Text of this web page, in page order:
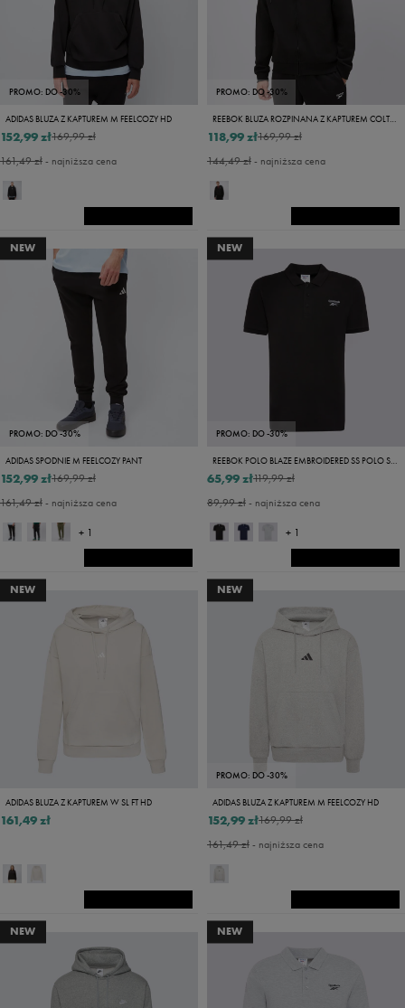
PROMO: DO -30%
ADIDAS BLUZA Z KAPTUREM M FEELCOZY HD
169,99 zł
152,99 zł
161,49 zł- najniższa cena
PROMO: DO -30%
169,99 zł
118,99 zł
144,49 zł- najniższa cena
NEW
PROMO: DO -30%
ADIDAS SPODNIE M FEELCOZY PANT
169,99 zł
152,99 zł
161,49 zł- najniższa cena
+ 1
NEW
PROMO: DO -30%
119,99 zł
65,99 zł
89,99 zł- najniższa cena
+ 1
NEW
ADIDAS BLUZA Z KAPTUREM W SL FT HD
161,49 zł
NEW
PROMO: DO -30%
ADIDAS BLUZA Z KAPTUREM M FEELCOZY HD
169,99 zł
152,99 zł
161,49 zł- najniższa cena
NEW NEW